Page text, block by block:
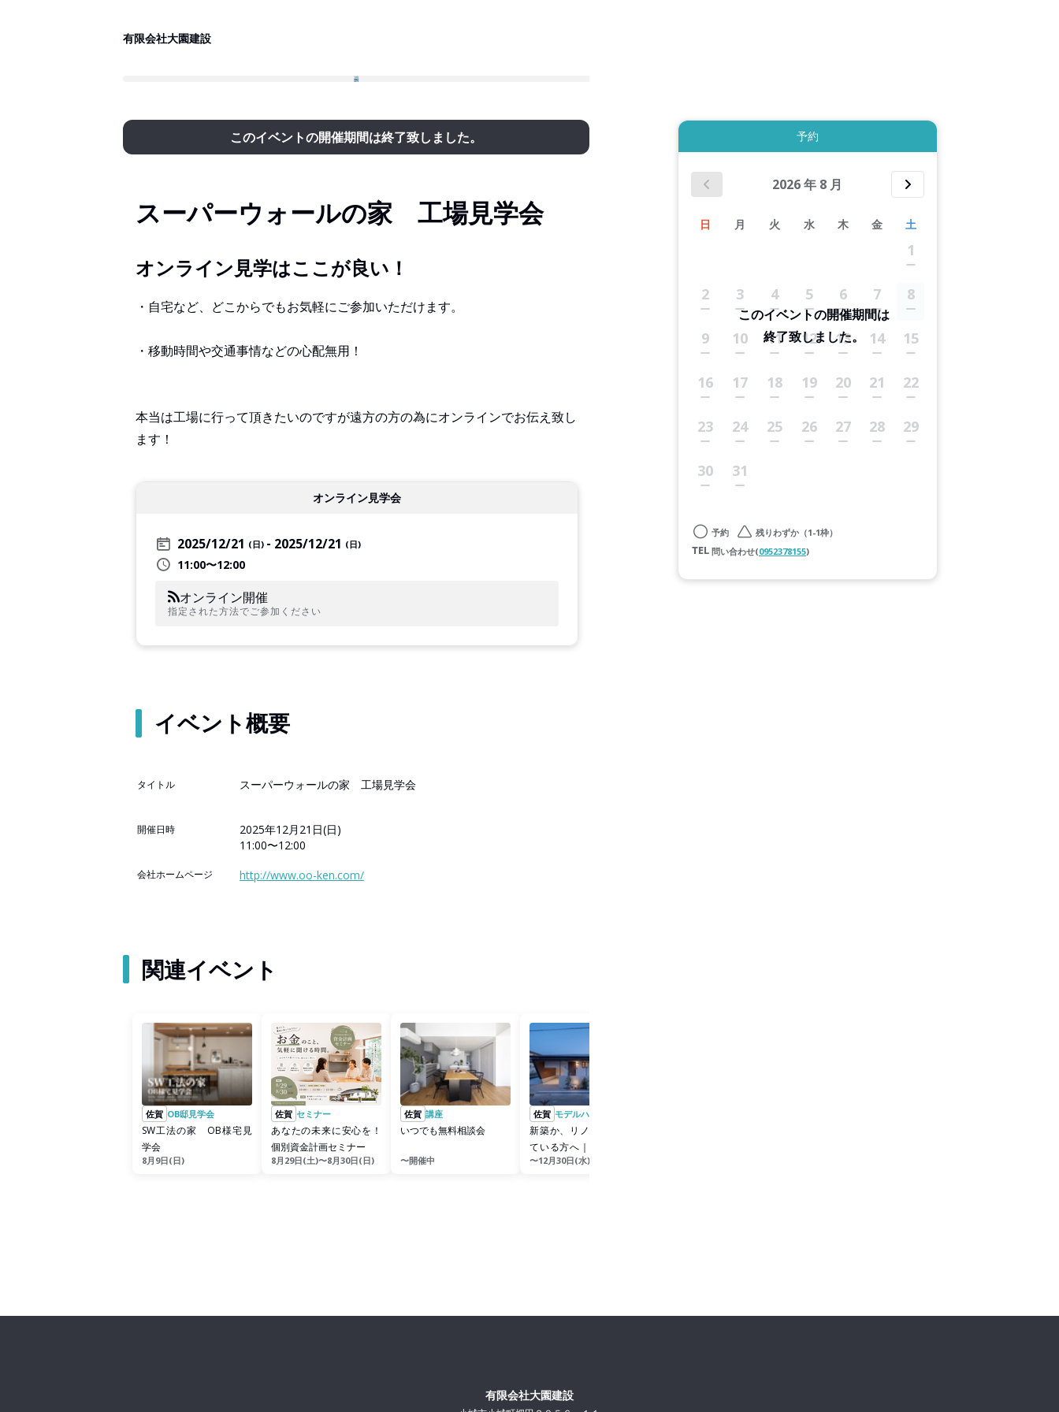
有限会社大園建設
このイベントの開催期間は終了致しました。
スーパーウォールの家 工場見学会
オンライン見学はここが良い！
・自宅など、どこからでもお気軽にご参加いただけます。
・移動時間や交通事情などの心配無用！
本当は工場に行って頂きたいのですが遠方の方の為にオンラインでお伝え致し
ます！
オンライン見学会
2025/12/21 (日) 2025/12/21 (日)
11:00〜12:00
オンライン開催
指定された方法でご参加ください
イベント概要
タイトル スーパーウォールの家 工場見学会
開催日時
2025年12月21日(日)
11:00〜12:00
会社ホームページ http://www.oo-ken.com/
関連イベント
佐賀 OB邸見学会
SW工法の家 OB様宅見
学会
8月9日(日)
佐賀 セミナー
あなたの未来に安心を！
個別資金計画セミナー
8月29日(土)〜8月30日(日)
佐賀 講座
いつでも無料相談会
〜開催中
佐賀 モデルハウス
新築か、リノベか。迷っ
ている方へ｜なぜか居心
地がいい平屋リノベ見学
〜12月30日(水)
予約
2026年 8 月
日 月 火 水 木 金 土
1
2 3 4 5 6 7 8
9 10 11 12 13 14 15
16 17 18 19 20 21 22
23 24 25 26 27 28 29
30 31
このイベントの開催期間は
終了致しました。
予約
残りわずか（1-1枠）
問い合わせ(0952378155)
有限会社大園建設